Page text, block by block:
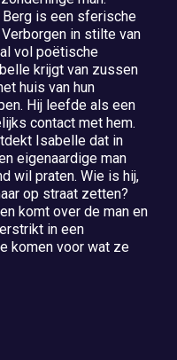
Berg is een sferische
in stilte van
vol poëtische
krijgt van zussen
huis van hun
Hij leefde als een
contact met hem.
Isabelle dat in
eigenaardige man
wil praten. Wie is hij,
op straat zetten?
komt over de man en
in een
komen voor wat ze